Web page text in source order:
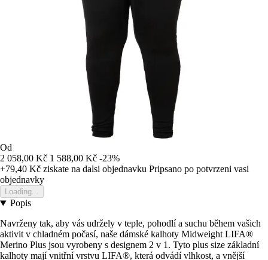
Od
2 058,00 Kč 1 588,00 Kč -23%
+79,40 Kč ziskate na dalsi objednavku Pripsano po potvrzeni vasi
objednavky
Loading...
Popis
Navrženy tak, aby vás udržely v teple, pohodlí a suchu během vašich
aktivit v chladném počasí, naše dámské kalhoty Midweight LIFA®
Merino Plus jsou vyrobeny s designem 2 v 1. Tyto plus size základní
kalhoty mají vnitřní vrstvu LIFA®, která odvádí vlhkost, a vnější